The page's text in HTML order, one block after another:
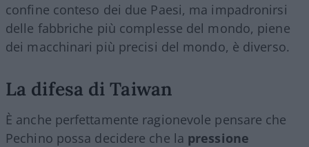
confine conteso dei due Paesi, ma impadronirsi
delle fabbriche più complesse del mondo, piene
dei macchinari più precisi del mondo, è diverso.
La difesa di Taiwan
È anche perfettamente ragionevole pensare che
Pechino possa decidere che la pressione